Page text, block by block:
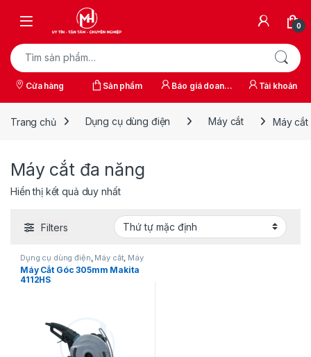
0
Tìm kiếm:
Cửa hàng Sản phẩm
Báo giá doanh
Tài khoản
Trang chủ Dụng cụ dùng điện Máy cắt Máy cắt
Máy cắt đa năng
Hiển thị kết quả duy nhất
Filters
Dụng cụ dùng điện Máy cắt, Máy
cắt đa năng ,Máy cắt gạch, Máy
cắt nhôm ,Máy cắt sắt
Máy Cắt Góc 305mm Makita
4112HS